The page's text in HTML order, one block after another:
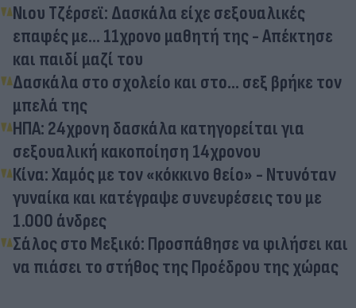
Νιου Τζέρσεϊ: Δασκάλα είχε σεξουαλικές
επαφές με... 11χρονο μαθητή της - Απέκτησε
και παιδί μαζί του
Δασκάλα στο σχολείο και στο... σεξ βρήκε τον
μπελά της
ΗΠΑ: 24χρονη δασκάλα κατηγορείται για
σεξουαλική κακοποίηση 14χρονου
Κίνα: Χαμός με τον «κόκκινο θείο» - Ντυνόταν
γυναίκα και κατέγραψε συνευρέσεις του με
1.000 άνδρες
Σάλος στο Μεξικό: Προσπάθησε να φιλήσει και
να πιάσει το στήθος της Προέδρου της χώρας